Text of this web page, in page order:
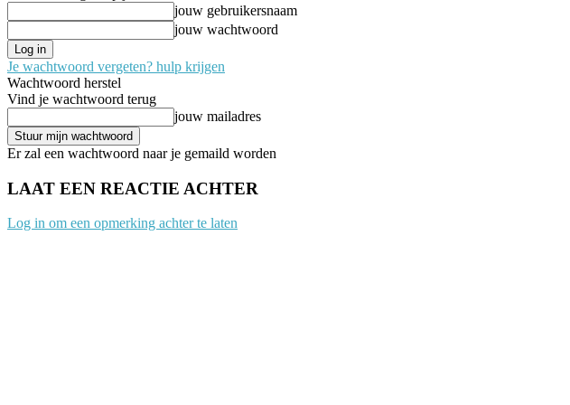
jouw gebruikersnaam
jouw wachtwoord
Je wachtwoord vergeten? hulp krijgen
Wachtwoord herstel
Vind je wachtwoord terug
jouw mailadres
Er zal een wachtwoord naar je gemaild worden
LAAT EEN REACTIE ACHTER
Log in om een opmerking achter te laten